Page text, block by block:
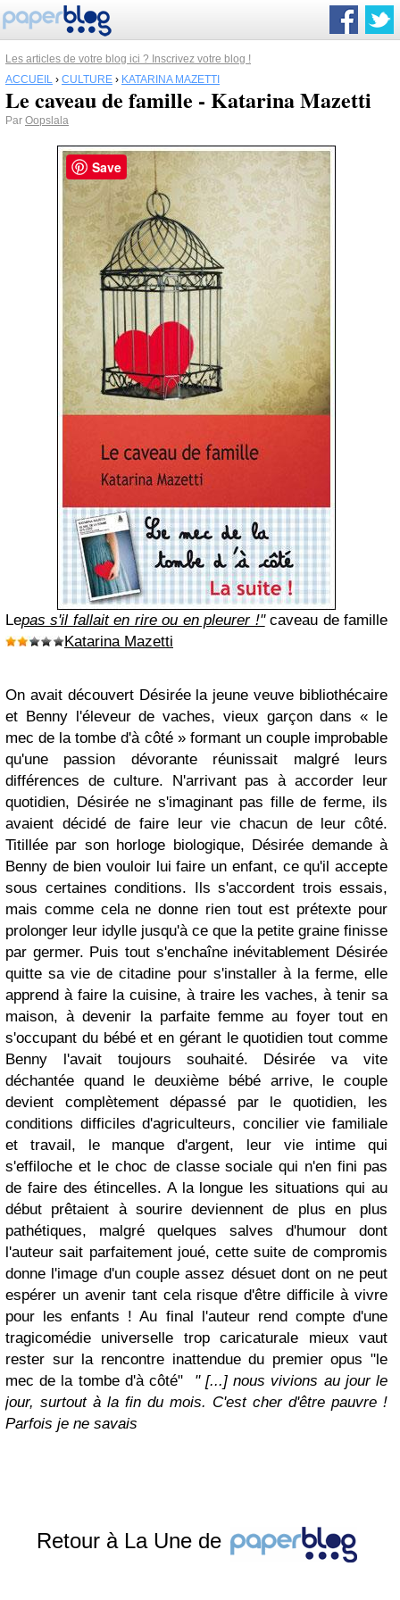
Les articles de votre blog ici ? Inscrivez votre blog !
ACCUEIL › CULTURE › KATARINA MAZETTI
Le caveau de famille - Katarina Mazetti
Par Oopslala
Lepas s'il fallait en rire ou en pleurer !"caveau de famille
Katarina Mazetti
On avait découvert Désirée la jeune veuve bibliothécaire
et Benny l'éleveur de vaches, vieux garçon dans « le
mec de la tombe d'à côté» formant un couple improbable
qu'une passion dévorante réunissait malgré leurs
différences de culture. N'arrivant pas à accorder leur
quotidien, Désirée ne s'imaginant pas fille de ferme, ils
avaient décidé de faire leur vie chacun de leur côté.
Titillée par son horloge biologique, Désirée demande à
Benny de bien vouloir lui faire un enfant, ce qu'il accepte
sous certaines conditions. Ils s'accordent trois essais,
mais comme cela ne donne rien tout est prétexte pour
prolonger leur idylle jusqu'à ce que la petite graine finisse
par germer. Puis tout s'enchaîne inévitablement Désirée
quitte sa vie de citadine pour s'installer à la ferme, elle
apprend à faire la cuisine, à traire les vaches, à tenir sa
maison, à devenir la parfaite femme au foyer tout en
s'occupant du bébé et en gérant le quotidien tout comme
Benny l'avait toujours souhaité. Désirée va vite
déchantée quand le deuxième bébé arrive, le couple
devient complètement dépassé par le quotidien, les
conditions difficiles d'agriculteurs, concilier vie familiale
et travail, le manque d'argent, leur vie intime qui
s'effiloche et le choc de classe sociale qui n'en fini pas
de faire des étincelles. A la longue les situations qui au
début prêtaient à sourire deviennent de plus en plus
pathétiques, malgré quelques salves d'humour dont
l'auteur sait parfaitement joué, cette suite de compromis
donne l'image d'un couple assez désuet dont on ne peut
espérer un avenir tant cela risque d'être difficile à vivre
pour les enfants ! Au final l'auteur rend compte d'une
tragicomédie universelle trop caricaturale mieux vaut
rester sur la rencontre inattendue du premier opus "le
mec de la tombe d'à côté" " [...] nous vivions au jour le
jour, surtout à la fin du mois. C'est cher d'être pauvre !
Parfois je ne savais
Retour à La Une de
Save